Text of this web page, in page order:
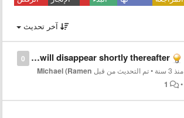
آخر تحديث
0 Seconds on clock disappearing after some time. Will appear when setting is applied but will disappear shortly thereafter.
منذ 3 سنة •تم التحديث من قبل Michael (Ramen
•
1